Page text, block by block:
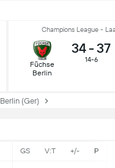
Champions League -
Füchse
Berlin
34- 37
14-6
(Ger)
GS V:T +/- P